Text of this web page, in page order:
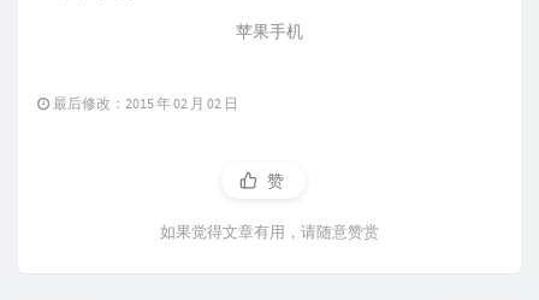
苹果手机
最后修改：2015 年 02 月 02 日
赞
如果觉得文章有用，请随意赞赏